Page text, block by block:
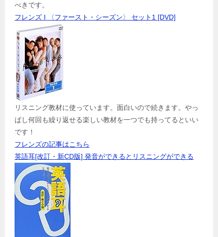
べきです。
フレンズ I 〈ファースト・シーズン〉 セット1 [DVD]
リスニング教材に使っています。面白いので続きます。やっ
ぱし何回も繰り返せる楽しい教材を一つでも持ってるといい
です！
フレンズの記事はこちら
英語耳[改訂・新CD版] 発音ができるとリスニングができる